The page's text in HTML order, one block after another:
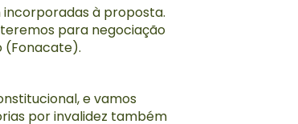
incorporadas à proposta.
para negociação
(Fonacate).
e vamos
por invalidez também